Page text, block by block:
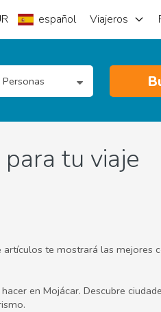
español Viajeros
Personas
tu viaje
te mostrará las mejores
en Mojácar. Descubre